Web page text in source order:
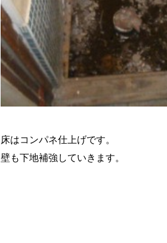
床はコンパネ仕上げです。
壁も下地補強していきます。